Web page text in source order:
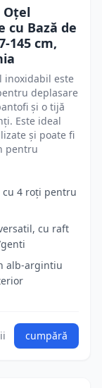
Oțel
cu Bază de
145 cm,
inoxidabil este
deplasare
și o tijă
Este ideal
și poate fi
pentru
4 roți pentru
cu raft
alb-argintiu
cumpără